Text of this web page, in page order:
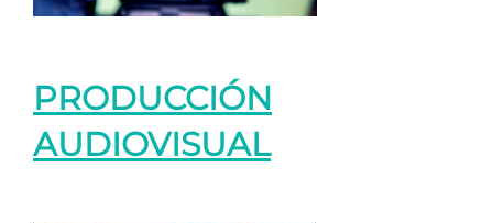
PRODUCCIÓN
AUDIOVISUAL